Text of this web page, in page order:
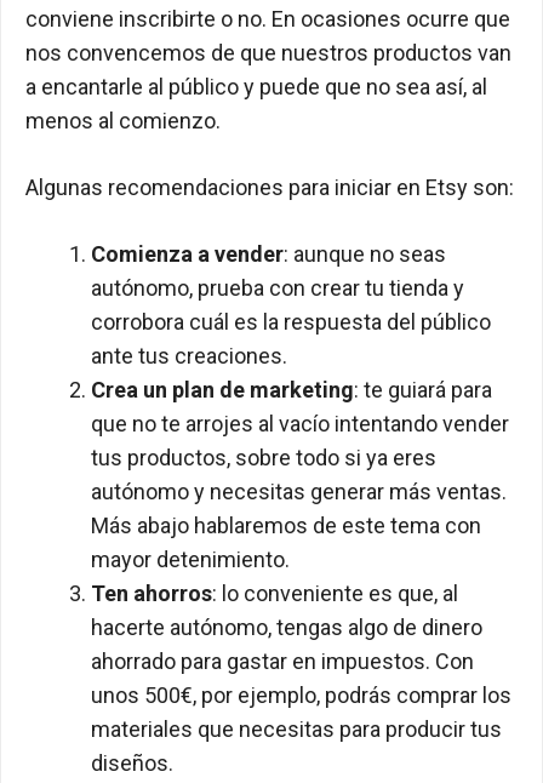
conviene inscribirte o no. En ocasiones ocurre que
nos convencemos de que nuestros productos van
a encantarle al público y puede que no sea así, al
menos al comienzo.
Algunas recomendaciones para iniciar en Etsy son:
Comienza a vender: aunque no seas
autónomo, prueba con crear tu tienda y
corrobora cuál es la respuesta del público
ante tus creaciones.
Crea un plan de marketing: te guiará para
que no te arrojes al vacío intentando vender
tus productos, sobre todo si ya eres
autónomo y necesitas generar más ventas.
Más abajo hablaremos de este tema con
mayor detenimiento.
Ten ahorros: lo conveniente es que, al
hacerte autónomo, tengas algo de dinero
ahorrado para gastar en impuestos. Con
unos 500€, por ejemplo, podrás comprar los
materiales que necesitas para producir tus
diseños.